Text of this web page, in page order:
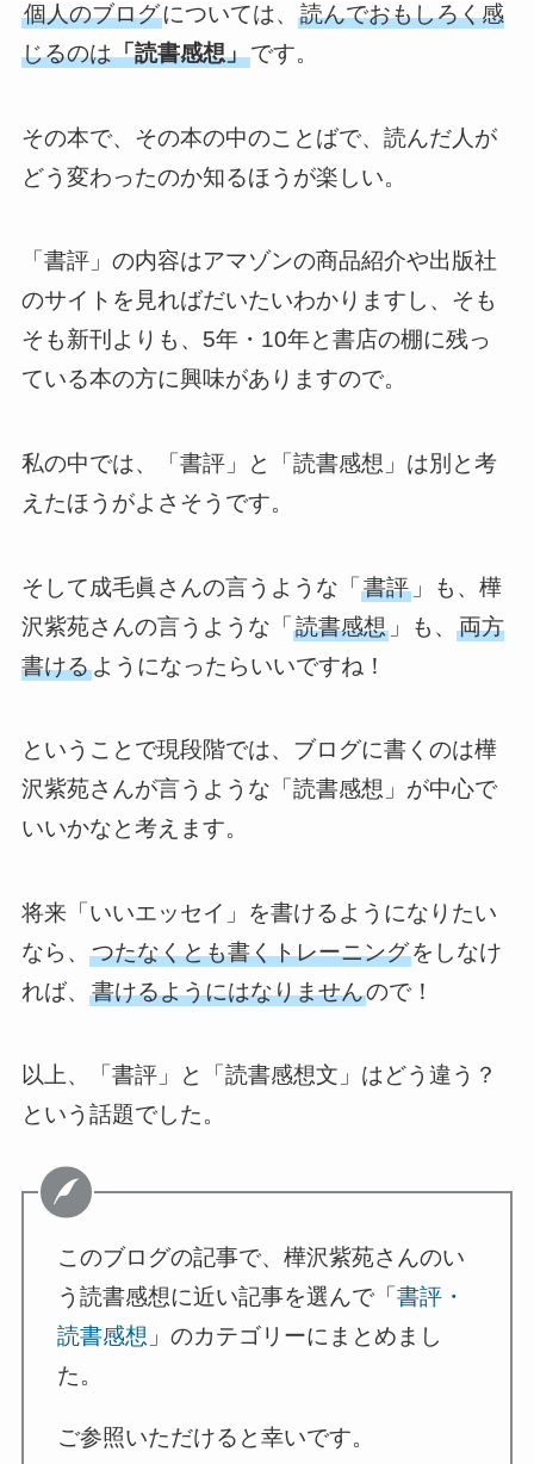
個人のブログについては、 読んでおもしろく感
じるのは「読書感想」です。
その本で、その本の中のことばで、読んだ人が
どう変わったのか知るほうが楽しい。
「書評」の内容はアマゾンの商品紹介や出版社
のサイトを見ればだいたいわかりますし、そも
そも新刊よりも、5年・10年と書店の棚に残っ
ている本の方に興味がありますので。
私の中では、「書評」と「読書感想」は別と考
えたほうがよさそうです。
そして成毛眞さんの言うような「書評」も、樺
沢紫苑さんの言うような「読書感想」も、 両方
書けるようになったらいいですね！
ということで現段階では、ブログに書くのは樺
沢紫苑さんが言うような「読書感想」が中心で
いいかなと考えます。
将来「いいエッセイ」を書けるようになりたい
なら、 つたなくとも書くトレーニングをしなけ
れば、 書けるようにはなりませんので！
以上、「書評」と「読書感想文」はどう違う？
という話題でした。
このブログの記事で、樺沢紫苑さんのい
う読書感想に近い記事を選んで「書評・
読書感想 」のカテゴリーにまとめまし
た。
ご参照いただけると幸いです。